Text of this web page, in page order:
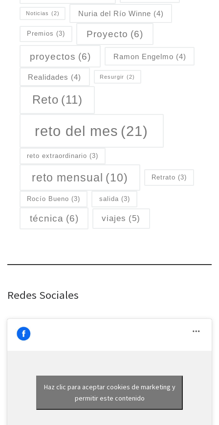
Noticias (2) Nuria del Río Winne (4)
Premios (3) Proyecto (6)
proyectos (6) Ramon Engelmo (4)
Realidades (4) Resurgir (2)
Reto (11)
reto del mes (21)
reto extraordinario (3)
reto mensual (10) Retrato (3)
Rocío Bueno (3) salida (3)
técnica (6) viajes (5)
Redes Sociales
Haz clic para aceptar cookies de marketing y
permitir este contenido